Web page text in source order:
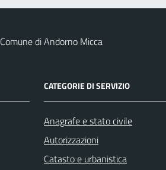
Comune di Andorno Micca
CATEGORIE DI SERVIZIO
Anagrafe e stato civile
Autorizzazioni
Catasto e urbanistica